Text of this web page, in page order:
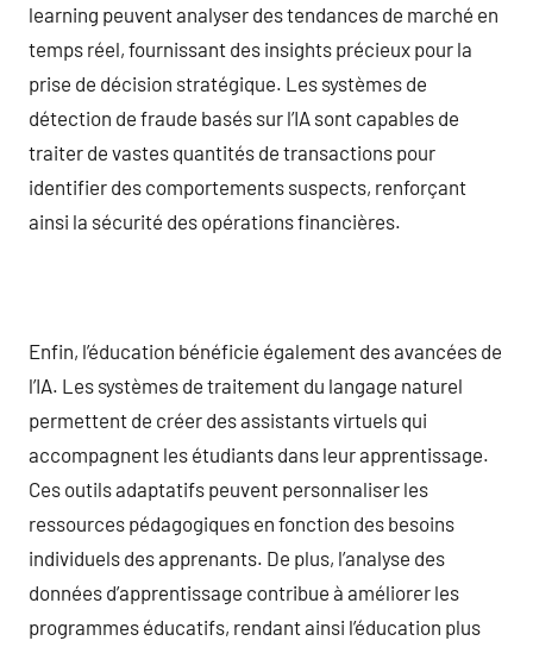
learning peuvent analyser des tendances de marché en
temps réel, fournissant des insights précieux pour la
prise de décision stratégique. Les systèmes de
détection de fraude basés sur l’IA sont capables de
traiter de vastes quantités de transactions pour
identifier des comportements suspects, renforçant
ainsi la sécurité des opérations financières.
Enfin, l’éducation bénéficie également des avancées de
l’IA. Les systèmes de traitement du langage naturel
permettent de créer des assistants virtuels qui
accompagnent les étudiants dans leur apprentissage.
Ces outils adaptatifs peuvent personnaliser les
ressources pédagogiques en fonction des besoins
individuels des apprenants. De plus, l’analyse des
données d’apprentissage contribue à améliorer les
programmes éducatifs, rendant ainsi l’éducation plus